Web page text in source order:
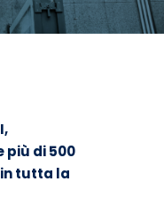
più di 500
tutta la